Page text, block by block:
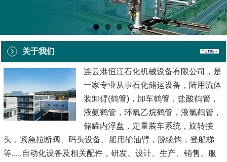
关于我们
连云港恒江石化机械设备有限公司，是
一家专业从事石化储运设备，陆用流体
装卸臂(鹤管)，卸车鹤管，盐酸鹤管，
液氨鹤管，环氧乙烷鹤管，液氯鹤管，
储罐内浮盘，定量装车系统，旋转接
头，紧急拉断阀、码头设备、船用输油臂，脱缆钩，登船梯
等.....自动化设备及相关配件，研发、设计、生产、销售、服